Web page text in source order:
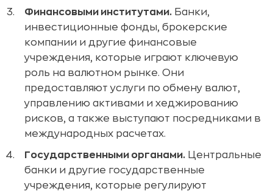
Финансовыми институтами. Банки,
инвестиционные фонды, брокерские
компании и другие финансовые
учреждения, которые играют ключевую
роль на валютном рынке. Они
предоставляют услуги по обмену валют,
управлению активами и хеджированию
рисков, а также выступают посредниками в
международных расчетах.
Государственными органами. Центральные
банки и другие государственные
учреждения, которые регулируют